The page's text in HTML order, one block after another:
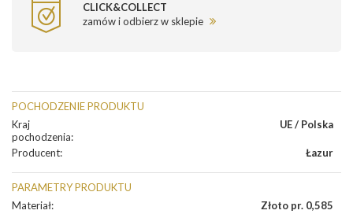
CLICK&COLLECT
zamów i odbierz w sklepie
POCHODZENIE PRODUKTU
Kraj
pochodzenia:
UE / Polska
Producent: Łazur
PARAMETRY PRODUKTU
Materiał:
Złoto pr. 0,585